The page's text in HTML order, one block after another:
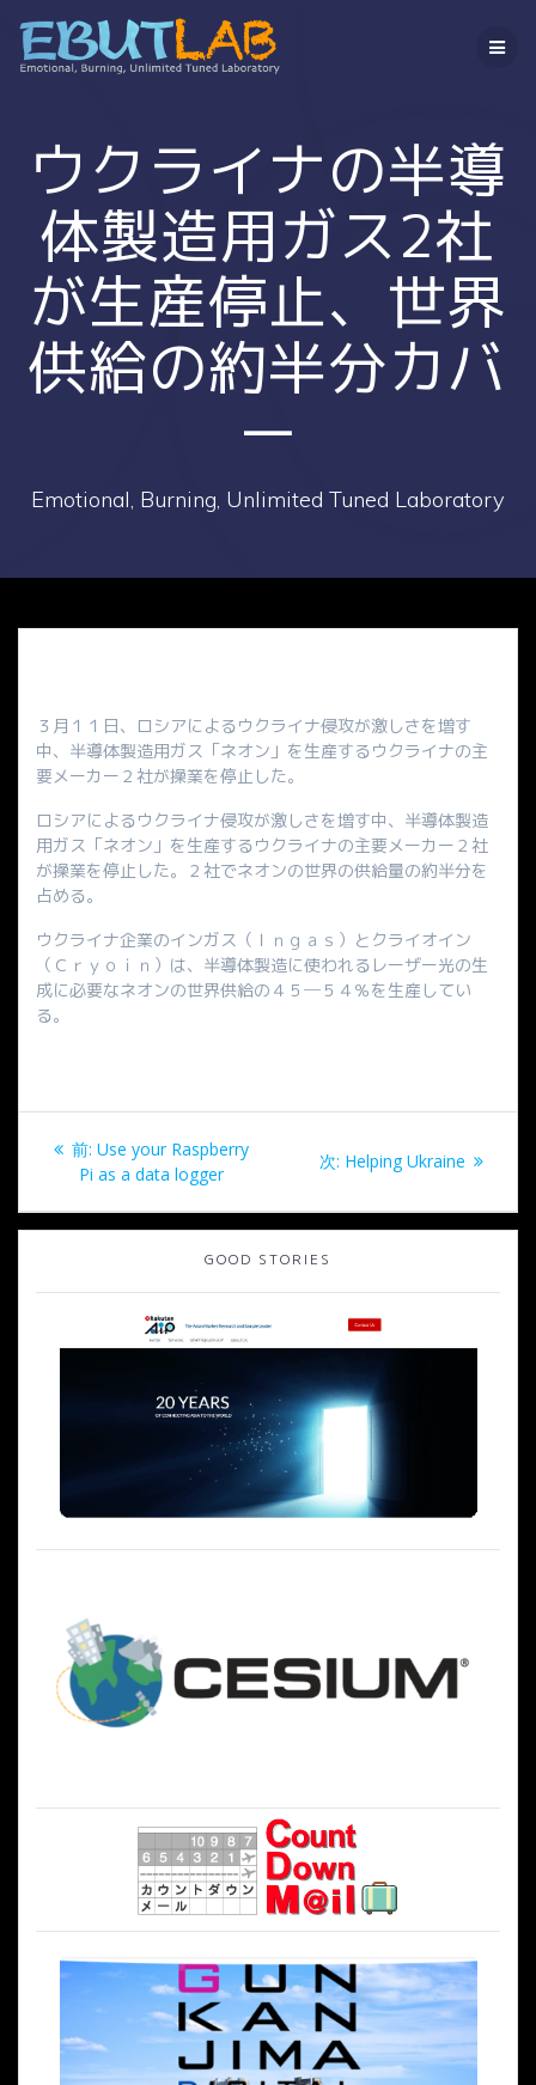
ン
テ
ス
キ
ッ
プ
ウクライナの半導
体製造用ガス2社
が生産停止、世界
供給の約半分カバ
ー
Emotional, Burning, Unlimited Tuned Laboratory
３月１１日、ロシアによるウクライナ侵攻が激しさを増す
中、半導体製造用ガス「ネオン」を生産するウクライナの主
要メーカー２社が操業を停止した。
ロシアによるウクライナ侵攻が激しさを増す中、半導体製造
用ガス「ネオン」を生産するウクライナの主要メーカー２社
が操業を停止した。２社でネオンの世界の供給量の約半分を
占める。
ウクライナ企業のインガス（Ｉｎｇａｓ）とクライオイン
（Ｃｒｙｏｉｎ）は、半導体製造に使われるレーザー光の生
成に必要なネオンの世界供給の４５─５４％を生産してい
る。
投
ナ
ビ
ン
前: 過
去
Use your Raspberry
Pi as a data logger
次: 次
投
稿:
Helping Ukraine
GOOD STORIES